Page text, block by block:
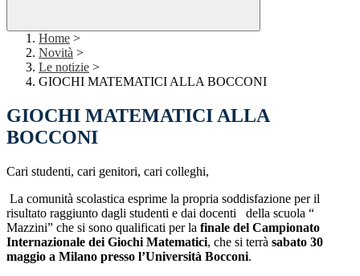
Home >
Novità >
Le notizie >
GIOCHI MATEMATICI ALLA BOCCONI
GIOCHI MATEMATICI ALLA
BOCCONI
Cari studenti, cari genitori, cari colleghi,
La comunità scolastica esprime la propria soddisfazione per il
risultato raggiunto dagli studenti e dai docenti
della scuola “
Mazzini” che si sono qualificati per la finale del Campionato
Internazionale dei Giochi Matematici, che si terrà sabato 30
maggio a Milano presso l’Università Bocconi.